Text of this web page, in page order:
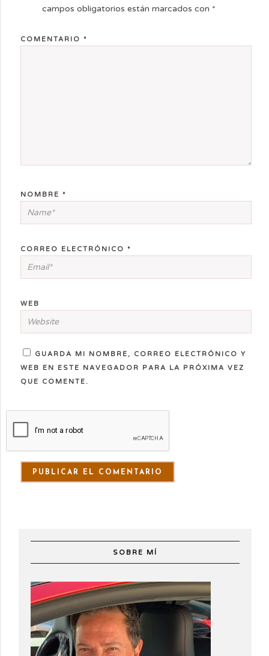
campos obligatorios están marcados con *
COMENTARIO *
NOMBRE *
CORREO ELECTRÓNICO *
WEB
GUARDA MI NOMBRE, CORREO ELECTRÓNICO Y
WEB EN ESTE NAVEGADOR PARA LA PRÓXIMA VEZ
QUE COMENTE.
SOBRE MÍ